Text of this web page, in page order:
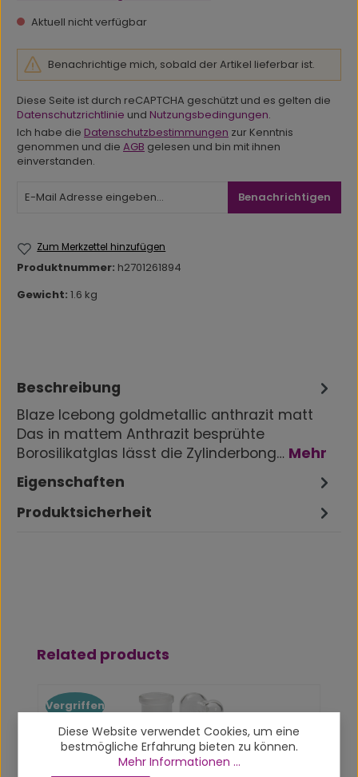
Aktuell nicht verfügbar
Benachrichtige mich, sobald der Artikel lieferbar ist.
Diese Seite ist durch reCAPTCHA geschützt und es gelten die
Datenschutzrichtlinie und Nutzungsbedingungen.
Ich habe die Datenschutzbestimmungen zur Kenntnis
genommen und die AGB gelesen und bin mit ihnen
einverstanden.
Benachrichtigen
Zum Merkzettel hinzufügen
Produktnummer: h2701261894
Gewicht: 1.6 kg
Beschreibung
Blaze Icebong goldmetallic anthrazit matt
Das in mattem Anthrazit besprühte
Borosilikatglas lässt die Zylinderbong… Mehr
Eigenschaften
Produktsicherheit
Produktgalerie überspringen
Related products
Vergriffen
Diese Website verwendet Cookies, um eine
bestmögliche Erfahrung bieten zu können.
Mehr Informationen ...